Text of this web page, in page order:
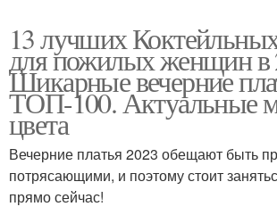
13 лучших
для пожилых женщин в
Шикарные вечерние
ТОП-100. Актуальные
цвета
Вечерние платья 2023 обещают быть
потрясающими, и поэтому стоит
прямо сейчас!